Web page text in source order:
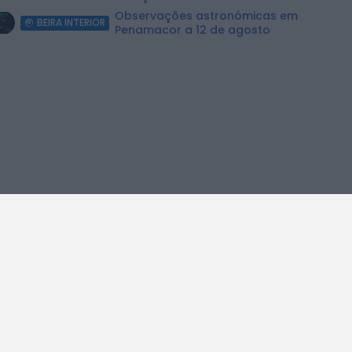
BEIRA INTERIOR
Observações astronómicas em
Penamacor a 12 de agosto